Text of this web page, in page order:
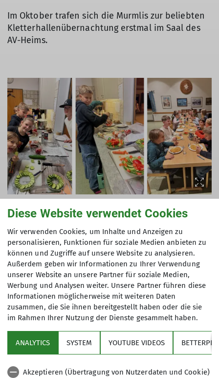
Im Oktober trafen sich die Murmlis zur beliebten
Kletterhallenübernachtung erstmal im Saal des
AV-Heims.
Gleich nach der Ankunft wurde gemeinsam der
Einkaufszettel für das Abendessen geschrieben.
Eine Gruppe machte sich auf den Weg zum
Supermarkt, während die andere schon fleißig im
Saal die Tische aufbaute.
Nach erfolgreicher „Jagd“ im Supermarkt zauberte
das Küchenteam ein leckeres Abendessen mit
Nudeln, Soße und bunten Rohkosttellern. Die
übrigen Murmlis vertrieben sich die Zeit mit
Spielen wie Bombe und Gordischer Knoten.
Anschließend wurde gemeinsam an einer langen
Diese Website verwendet Cookies
Wir verwenden Cookies, um Inhalte und Anzeigen zu
personalisieren, Funktionen für soziale Medien anbieten zu
können und Zugriffe auf unsere Website zu analysieren.
Außerdem geben wir Informationen zu Ihrer Verwendung
unserer Website an unsere Partner für soziale Medien,
Werbung und Analysen weiter. Unsere Partner führen diese
Informationen möglicherweise mit weiteren Daten
zusammen, die Sie ihnen bereitgestellt haben oder die sie
im Rahmen Ihrer Nutzung der Dienste gesammelt haben.
ANALYTICS SYSTEM YOUTUBE VIDEOS
Akzeptieren (Übertragung von Nutzerdaten und Cookie)